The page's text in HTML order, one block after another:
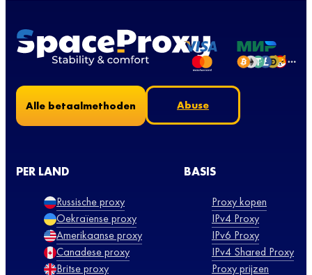
Alle betaalmethoden Abuse
PER LAND
Russische proxy
Oekraïense proxy
Amerikaanse proxy
Canadese proxy
Britse proxy
BASIS
Proxy kopen
IPv4 Proxy
IPv6 Proxy
IPv4 Shared Proxy
Proxy prijzen